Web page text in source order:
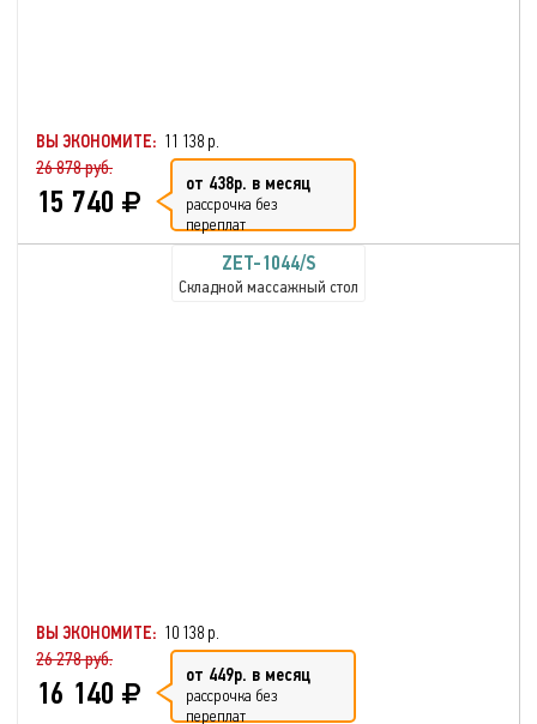
ВЫ ЭКОНОМИТЕ: 11 138 р.
26 878 руб.
15 740 от 438р. в месяц
рассрочка без
переплат
ZET-1044/S
Складной массажный стол
ВЫ ЭКОНОМИТЕ: 10 138 р.
26 278 руб.
16 140 от 449р. в месяц
рассрочка без
переплат